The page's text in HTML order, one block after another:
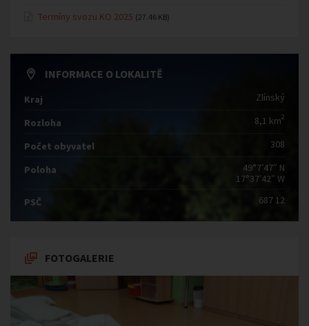
Termíny svozu KO 2025 (27.46 KB)
INFORMACE O LOKALITĚ
Kraj Zlínský
Rozloha 8,1 km2
Počet obyvatel 308
Poloha
49°7′47″ N
17°37′42″ W
PSČ
687 12
FOTOGALERIE